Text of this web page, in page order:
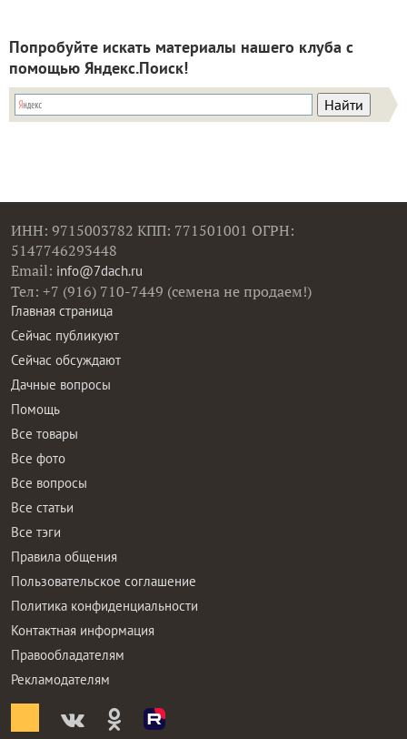
Попробуйте искать материалы нашего клуба с
помощью Яндекс.Поиск!
ИНН: 9715003782 КПП: 771501001 ОГРН:
5147746293448
Email: info@7dach.ru
Тел: +7 (916) 710-7449 (семена не продаем!)
Главная страница
Сейчас публикуют
Сейчас обсуждают
Дачные вопросы
Помощь
Все товары
Все фото
Все вопросы
Все статьи
Все тэги
Правила общения
Пользовательское соглашение
Политика конфиденциальности
Контактная информация
Правообладателям
Рекламодателям